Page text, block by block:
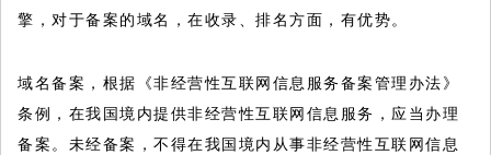
擎，对于备案的域名，在收录、排名方面，有优势。
域名备案，根据《非经营性互联网信息服务备案管理办法》
条例，在我国境内提供非经营性互联网信息服务，应当办理
备案。未经备案，不得在我国境内从事非经营性互联网信息